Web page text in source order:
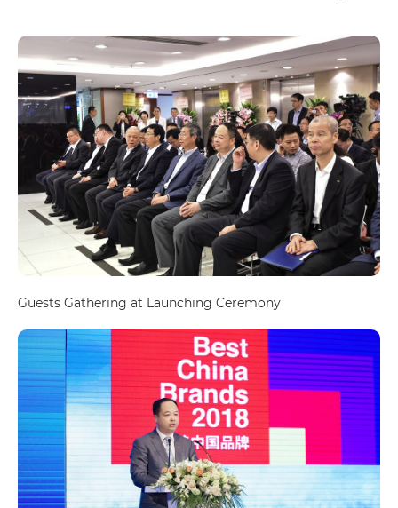
Guests Gathering at Launching Ceremony